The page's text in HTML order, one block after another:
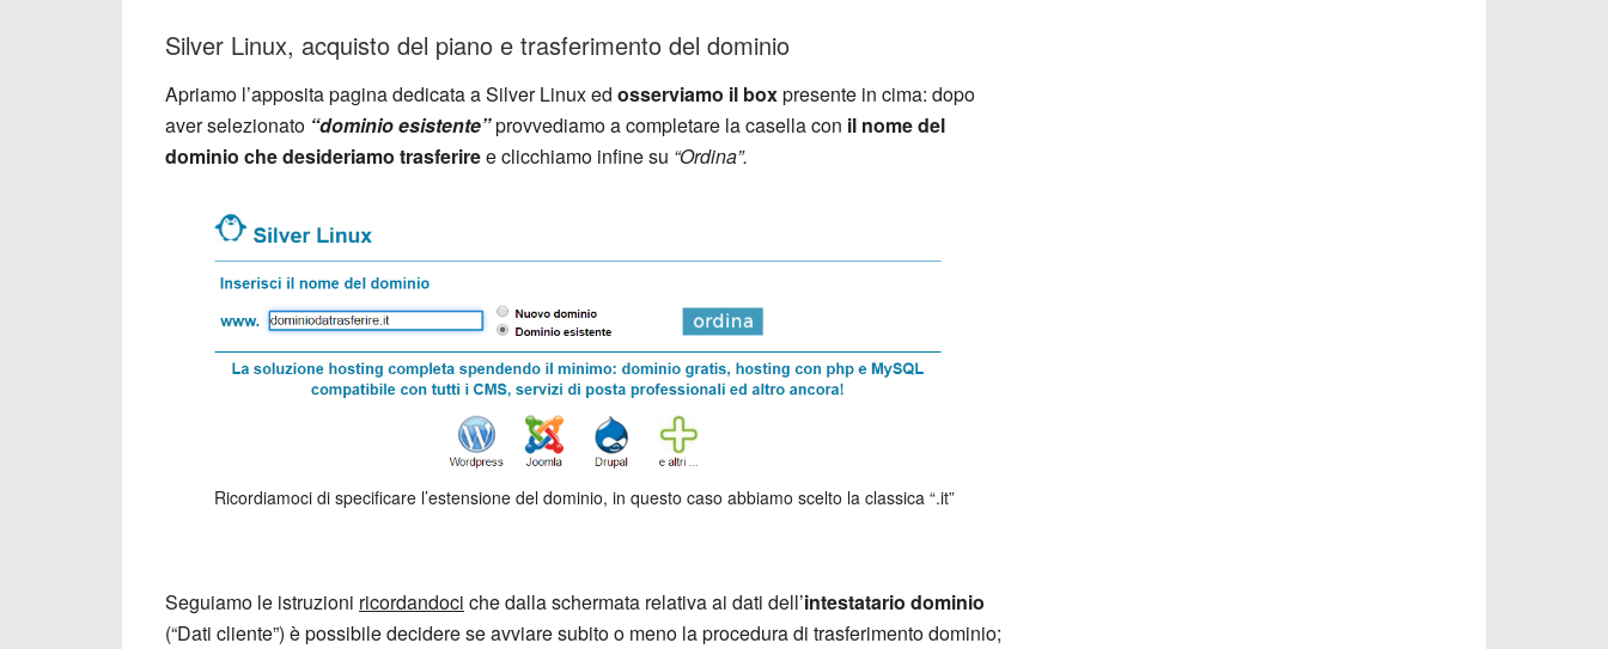
Silver Linux, acquisto del piano e trasferimento del dominio
Apriamo l’apposita pagina dedicata a Silver Linux ed osserviamo il boxpresente in cima: dopo
aver selezionato “dominio esistente”provvediamo a completare la casella con il nome del
dominio che desideriamo trasferiree clicchiamo infine su “Ordina”.
Ricordiamoci di specificare l’estensione del dominio, in questo caso abbiamo scelto la classica “.it”
Seguiamo le istruzioni ricordandoci che dalla schermata relativa ai dati dell’intestatario dominio
(“Dati cliente”) è possibile decidere se avviare subito o meno la procedura di trasferimento dominio;